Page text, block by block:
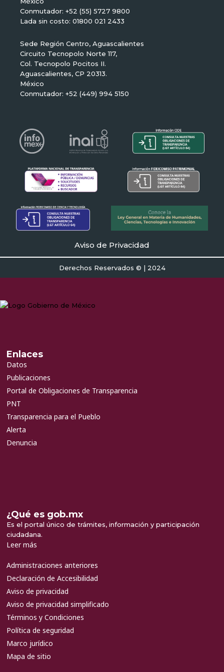
Conmutador: +52 (55) 5727 9800
Lada sin costo: 01800 021 2433
Sede Región Centro, Aguascalientes
Circuito Tecnopolo Norte 117,
Col. Tecnopolo Pocitos II.
Aguascalientes, CP 20313.
México
Conmutador: +52 (449) 994 5150
Aviso de Privacidad
Derechos Reservados © | 2024
Enlaces
Datos
Publicaciones
Portal de Obligaciones de Transparencia
PNT
Transparencia para el Pueblo
Alerta
Denuncia
¿Qué es gob.mx
Es el portal único de trámites, información y participación
ciudadana.
Leer más
Administraciones anteriores
Declaración de Accesibilidad
Aviso de privacidad
Aviso de privacidad simplificado
Términos y Condiciones
Política de seguridad
Marco jurídico
Mapa de sitio